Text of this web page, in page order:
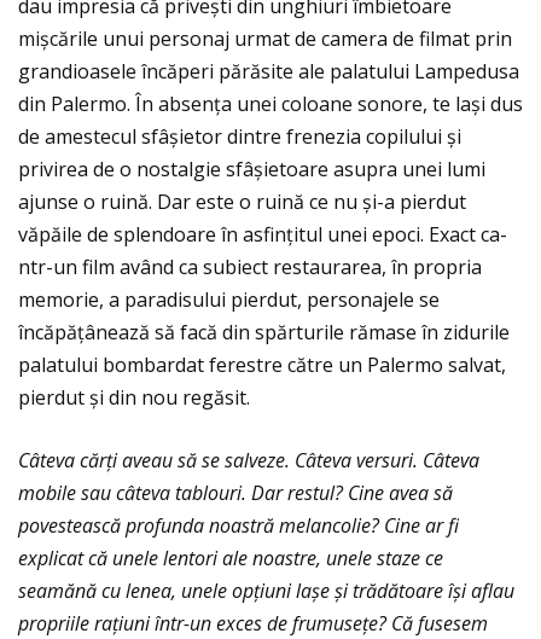
dau impresia că privești din unghiuri îmbietoare
mișcările unui personaj urmat de camera de filmat prin
grandioasele încăperi părăsite ale palatului Lampedusa
din Palermo. În absenţa unei coloane sonore, te lași dus
de amestecul sfâșietor dintre frenezia copilului și
privirea de o nostalgie sfâșietoare asupra unei lumi
ajunse o ruină. Dar este o ruină ce nu și-a pierdut
văpăile de splendoare în asfinţitul unei epoci. Exact ca-
ntr-un film având ca subiect restaurarea, în propria
memorie, a paradisului pierdut, personajele se
încăpăţânează să facă din spărturile rămase în zidurile
palatului bombardat ferestre către un Palermo salvat,
pierdut și din nou regăsit.
Câteva cărţi aveau săse salveze. Câteva versuri. Câteva
mobile sau câteva tablouri. Dar restul? Cine avea să
povesteascăprofunda noastrămelancolie? Cine ar fi
explicat că unele lentori ale noastre, unele staze ce
seamănăcu lenea, unele opţiuni lașeși trădătoareîși aflau
propriile raţiuniîntr-un exces de frumuseţe? Căfusesem